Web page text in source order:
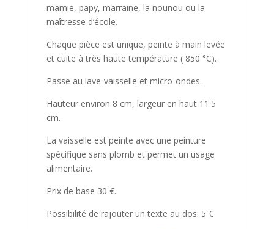
mamie, papy, marraine, la nounou ou la
maîtresse d’école.
Chaque pièce est unique, peinte à main levée
et cuite à très haute température ( 850 °C).
Passe au lave-vaisselle et micro-ondes.
Hauteur environ 8 cm, largeur en haut 11.5
cm.
La vaisselle est peinte avec une peinture
spécifique sans plomb et permet un usage
alimentaire.
Prix de base 30 €.
Possibilité de rajouter un texte au dos: 5 €